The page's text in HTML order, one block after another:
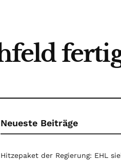
Neueste Beiträge
Hitzepaket der Regierung: EHL